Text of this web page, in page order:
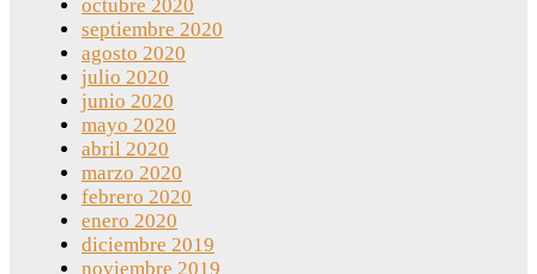
octubre 2020
septiembre 2020
agosto 2020
julio 2020
junio 2020
mayo 2020
abril 2020
marzo 2020
febrero 2020
enero 2020
diciembre 2019
noviembre 2019